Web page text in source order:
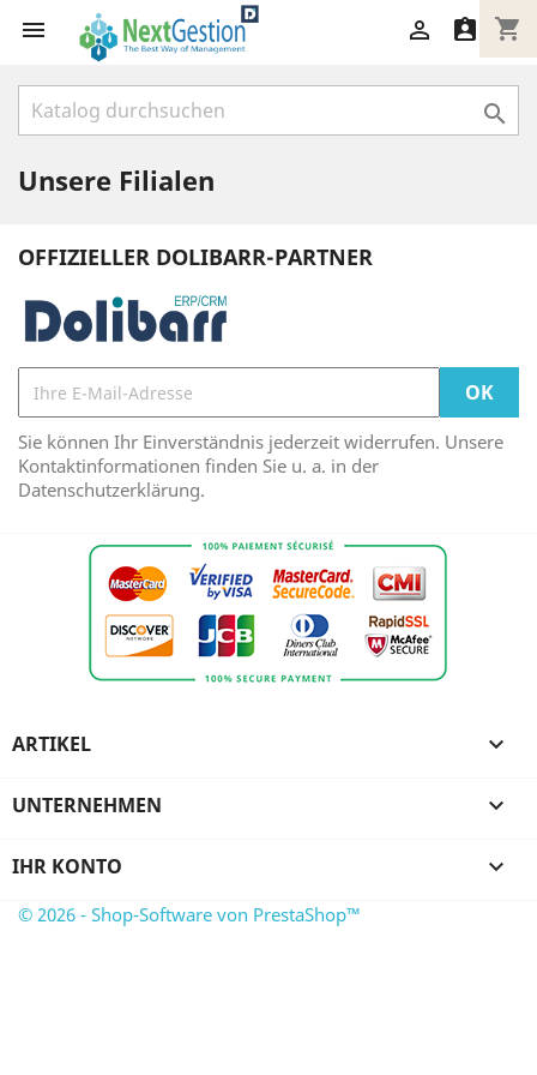
 shopping_cart
 

Unsere Filialen
OFFIZIELLER DOLIBARR-PARTNER
Sie können Ihr Einverständnis jederzeit widerrufen. Unsere
Kontaktinformationen finden Sie u. a. in der
Datenschutzerklärung.
ARTIKEL 
UNTERNEHMEN 
IHR KONTO 
© 2026 - Shop-Software von PrestaShop™